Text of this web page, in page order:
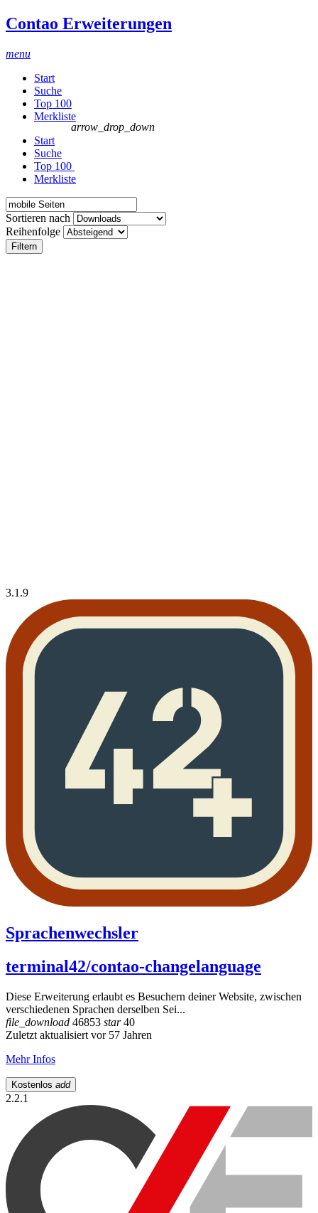
Contao Erweiterungen
menu
Start
Suche
Top 100
Merkliste
Start
Suche
Top 100
arrow_drop_down
Merkliste
Sortieren nach
Reihenfolge
Filtern
3.1.9
Sprachenwechsler
terminal42/contao-changelanguage
Diese Erweiterung erlaubt es Besuchern deiner Website, zwischen
verschiedenen Sprachen derselben Sei...
file_download 46853 star40
Zuletzt aktualisiert vor 57 Jahren
Mehr Infos
Kostenlos add
2.2.1